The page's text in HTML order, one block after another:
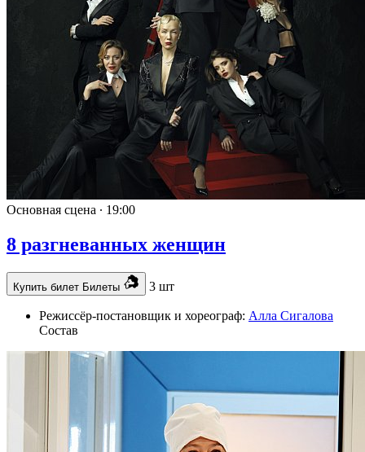
Основная сцена ∙ 19:00
8 разгневанных женщин
Купить билет Билеты 3 шт
Режиссёр-постановщик и хореограф: Алла Сигалова
Состав